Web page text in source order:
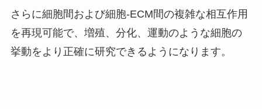
さらに細胞間および細胞-ECM間の複雑な相互作用
を再現可能で、増殖、分化、運動のような細胞の
挙動をより正確に研究できるようになります。